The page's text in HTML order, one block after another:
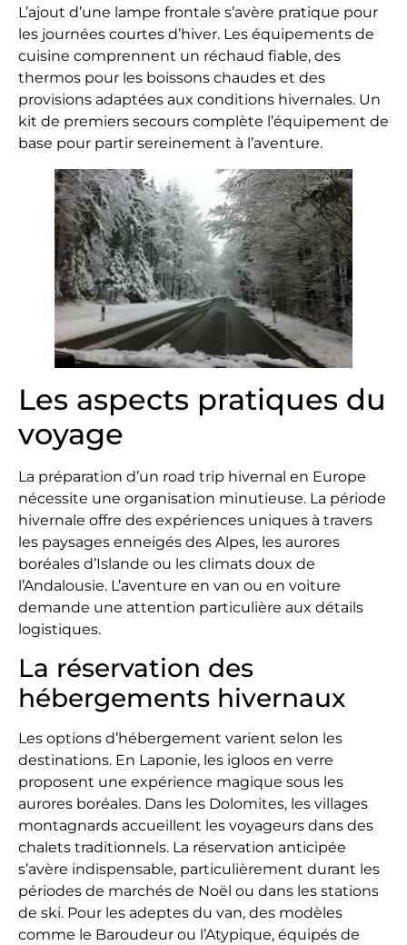
L’ajout d’une lampe frontale s’avère pratique pour
les journées courtes d’hiver. Les équipements de
cuisine comprennent un réchaud fiable, des
thermos pour les boissons chaudes et des
provisions adaptées aux conditions hivernales. Un
kit de premiers secours complète l’équipement de
base pour partir sereinement à l’aventure.
Les aspects pratiques du
voyage
La préparation d’un road trip hivernal en Europe
nécessite une organisation minutieuse. La période
hivernale offre des expériences uniques à travers
les paysages enneigés des Alpes, les aurores
boréales d’Islande ou les climats doux de
l’Andalousie. L’aventure en van ou en voiture
demande une attention particulière aux détails
logistiques.
La réservation des
hébergements hivernaux
Les options d’hébergement varient selon les
destinations. En Laponie, les igloos en verre
proposent une expérience magique sous les
aurores boréales. Dans les Dolomites, les villages
montagnards accueillent les voyageurs dans des
chalets traditionnels. La réservation anticipée
s’avère indispensable, particulièrement durant les
périodes de marchés de Noël ou dans les stations
de ski. Pour les adeptes du van, des modèles
comme le Baroudeur ou l’Atypique, équipés de